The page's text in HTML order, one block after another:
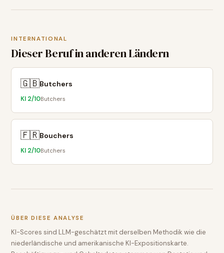
INTERNATIONAL
Dieser Beruf in anderen Ländern
🇬🇧Butchers
KI 2/10Butchers
🇫🇷Bouchers
KI 2/10Butchers
ÜBER DIESE ANALYSE
KI-Scores sind LLM-geschätzt mit derselben Methodik wie die
niederländische und amerikanische KI-Expositionskarte.